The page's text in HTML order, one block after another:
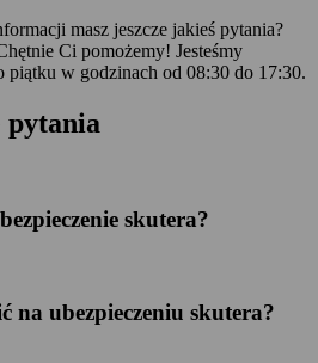
masz jeszcze jakieś pytania?
Ci pomożemy! Jesteśmy
piątku w godzinach od 08:30 do 17:30.
pytania
skutera?
na ubezpieczeniu skutera?